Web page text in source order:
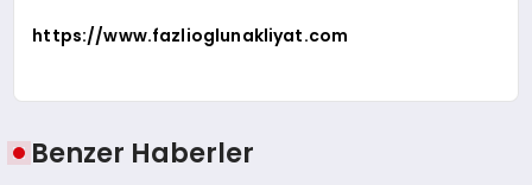
https://www.fazlioglunakliyat.com
Benzer Haberler